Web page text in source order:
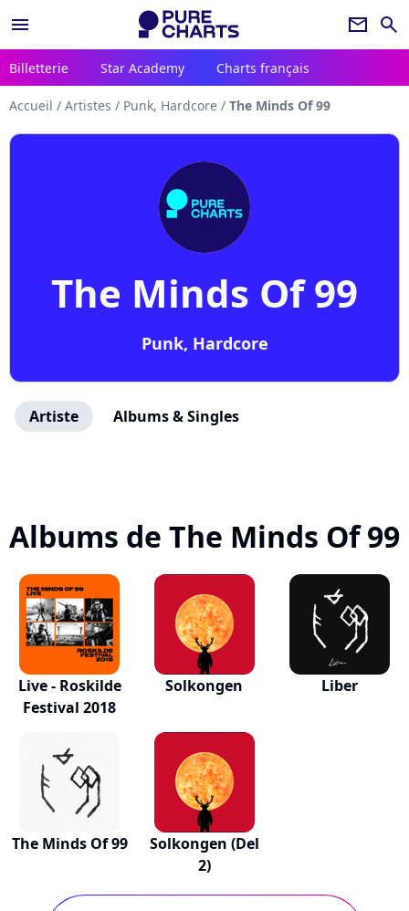
menu newsletter search
Billetterie Star Academy Charts français
Accueil / Artistes / Punk, Hardcore / The Minds Of 99
The Minds Of 99
Punk, Hardcore
Artiste Albums & Singles
Albums de The Minds Of 99
Live - Roskilde
Festival 2018
Solkongen Liber
The Minds Of 99
Solkongen (Del
2)